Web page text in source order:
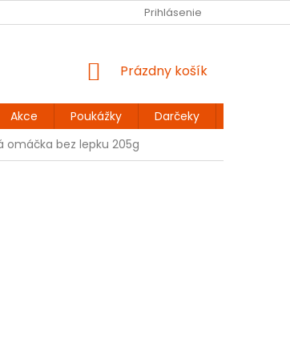
KONTAKT DOPRAVA A PLATBA
Prihlásenie
NÁKUPNÝ
Prázdny košík
Akce Poukážky Darčeky
omáčka bez lepku 205g